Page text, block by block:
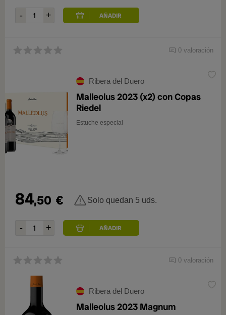
0 valoración
Ribera del Duero
Malleolus 2023 (x2) con Copas
Riedel
Estuche especial
84,50 € Solo quedan 5 uds.
0 valoración
Ribera del Duero
Malleolus 2023 Magnum